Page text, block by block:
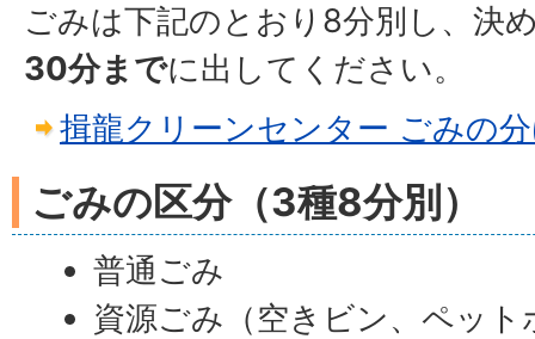
ごみは下記のとおり8分別し、決
30分までに出してください。
揖龍クリーンセンター ごみの
ごみの区分（3種8分別）
普通ごみ
資源ごみ（空きビン、ペッ